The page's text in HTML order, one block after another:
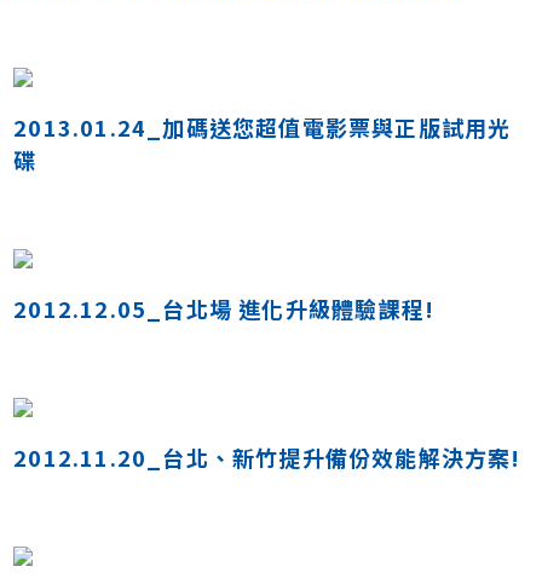
2013.01.24_加碼送您超值電影票與正版試用光
碟
2012.12.05_台北場 進化升級體驗課程!
2012.11.20_台北、新竹提升備份效能解決方案!